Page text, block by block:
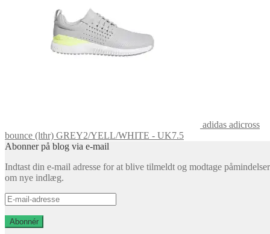
adidas adicross
bounce (lthr) GREY2/YELL/WHITE - UK7.5
Abonner på blog via e-mail
Indtast din e-mail adresse for at blive tilmeldt og modtage påmindelser
om nye indlæg.
E-
mail-
adresse
Abonnér